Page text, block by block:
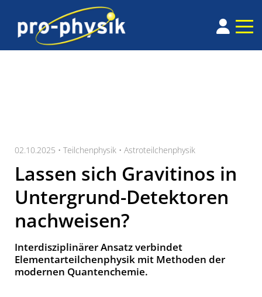
02.10.2025 • Teilchenphysik • Astroteilchenphysik
Lassen sich Gravitinos in
Untergrund-Detektoren
nachweisen?
Interdisziplinärer Ansatz verbindet
Elementarteilchenphysik mit Methoden der
modernen Quantenchemie.